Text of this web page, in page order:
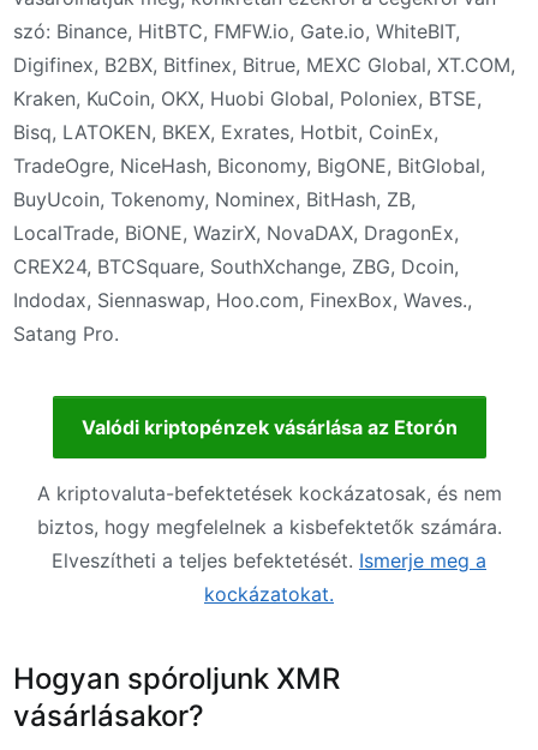
szó: Binance, HitBTC, FMFW.io, Gate.io, WhiteBIT,
Digifinex, B2BX, Bitfinex, Bitrue, MEXC Global, XT.COM,
Kraken, KuCoin, OKX, Huobi Global, Poloniex, BTSE,
Bisq, LATOKEN, BKEX, Exrates, Hotbit, CoinEx,
TradeOgre, NiceHash, Biconomy, BigONE, BitGlobal,
BuyUcoin, Tokenomy, Nominex, BitHash, ZB,
LocalTrade, BiONE, WazirX, NovaDAX, DragonEx,
CREX24, BTCSquare, SouthXchange, ZBG, Dcoin,
Indodax, Siennaswap, Hoo.com, FinexBox, Waves.,
Satang Pro.
Valódi kriptopénzek vásárlása az Etorón
A kriptovaluta-befektetések kockázatosak, és nem
biztos, hogy megfelelnek a kisbefektetők számára.
Elveszítheti a teljes befektetését. Ismerje meg a
kockázatokat.
Hogyan spóroljunk XMR
vásárlásakor?